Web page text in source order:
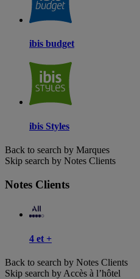
ibis budget
ibis Styles
Back to search by Marques
Skip search by Notes Clients
Notes Clients
4 et +
Back to search by Notes Clients
Skip search by Accès à l’hôtel